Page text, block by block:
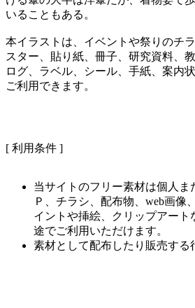
いることもある。
本イラストは、イベントや祭りのチ
スター、貼り紙、冊子、研究資料、
ログ、ラベル、シール、手紙、案内
ご利用できます。
[ 利用条件 ]
当サイトのフリー素材は個人ま
Ｐ、チラシ、配布物、web画像
イントや挿絵、クリップアート
途でご利用いただけます。
素材として配布したり販売する